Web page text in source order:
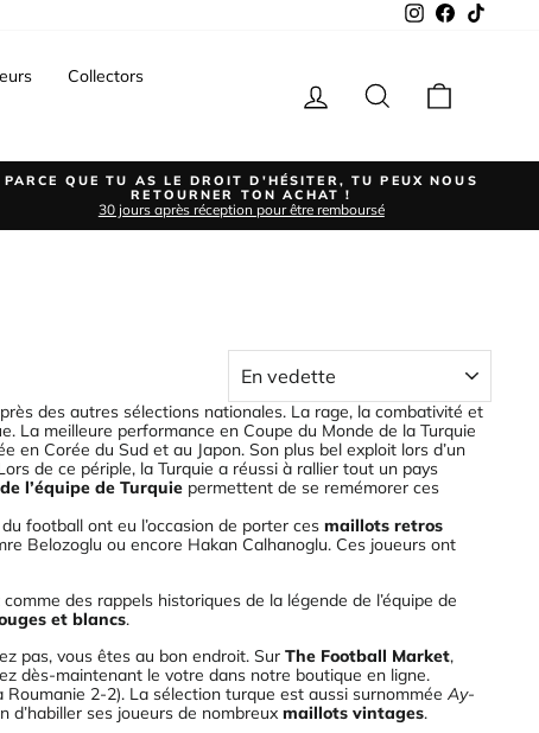
InstagramFacebook
Collectors
Se connecterRechercher
PARCE QUE TU AS LE DROIT D'HÉSITER, TU PEUX NOUS
RETOURNER TON ACHAT !
30 jours après réception pour être remboursé
des autres sélections nationales. La rage, la combativité et
La meilleure performance en Coupe du Monde de la Turquie
en Corée du Sud et au Japon. Son plus bel exploit lors d’un
de ce périple, la Turquie a réussi à rallier tout un pays
l’équipe de Turquie permettent de se remémorer ces
football ont eu l’occasion de porter cesmaillots retros
Belozoglu ou encore Hakan Calhanoglu. Ces joueurs ont
comme des rappels historiques de la légende de l’équipe de
et blancs.
pas, vous êtes au bon endroit. SurThe Football Market,
dès-maintenant le votre dans notre boutique en ligne.
2-2). La sélection turque est aussi surnomméeAy-
d’habiller ses joueurs de nombreuxmaillots vintages.